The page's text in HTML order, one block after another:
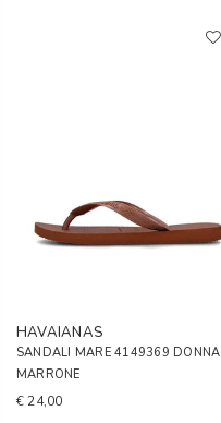
HAVAIANAS
SANDALI MARE 4149369 DONNA
MARRONE
€ 24,00